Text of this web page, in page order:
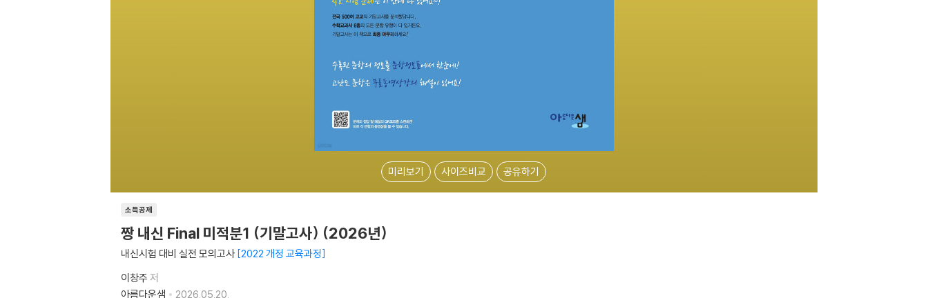
미리보기 사이즈비교 공유하기
소득공제
짱 내신 Final 미적분1 (기말고사) (2026년)
내신시험 대비 실전 모의고사 2022 개정 교육과정
이창주 저
아름다운샘
2026.05.20.